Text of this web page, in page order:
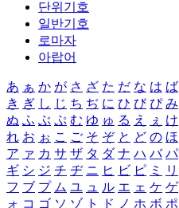
단위기호
일반기호
로마자
아랍어
あ ぁ か が さ ざ た だ な は ば
き ぎ し じ ち ぢ に ひ び ぴ み
ぬ ふ ぶ ぷ む ゆ ゅ る え ぇ け
れ お ぉ こ ご そ ぞ と ど の ほ
ア ァ カ サ ザ タ ダ ナ ハ バ パ
ギ シ ジ チ ヂ ニ ヒ ビ ピ ミ リ
フ ブ プ ム ユ ュ ル エ ェ ケ ゲ
ォ コ ゴ ソ ゾ ト ド ノ ホ ボ ポ